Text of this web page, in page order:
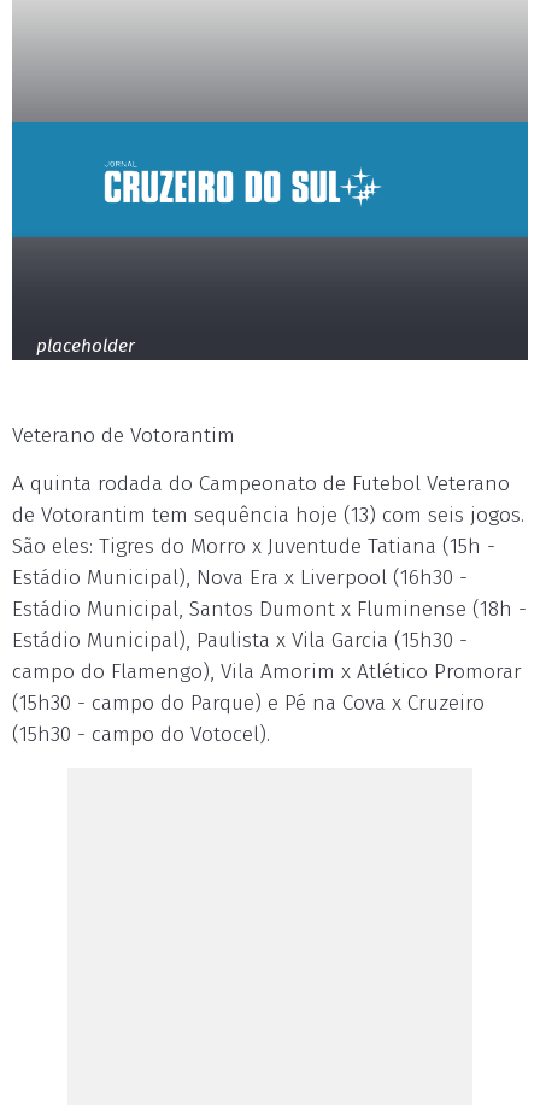
placeholder
Veterano de Votorantim
A quinta rodada do Campeonato de Futebol Veterano
de Votorantim tem sequência hoje (13) com seis jogos.
São eles: Tigres do Morro x Juventude Tatiana (15h -
Estádio Municipal), Nova Era x Liverpool (16h30 -
Estádio Municipal, Santos Dumont x Fluminense (18h -
Estádio Municipal), Paulista x Vila Garcia (15h30 -
campo do Flamengo), Vila Amorim x Atlético Promorar
(15h30 - campo do Parque) e Pé na Cova x Cruzeiro
(15h30 - campo do Votocel).